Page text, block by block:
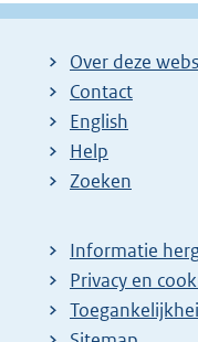
Over deze
Contact
English
Help
Zoeken
Informatie
Privacy en